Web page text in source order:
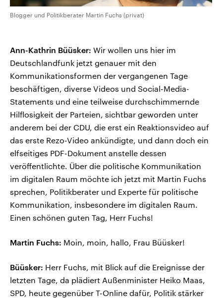
Blogger und Politikberater Martin Fuchs (privat)
Ann-Kathrin Büüsker: Wir wollen uns hier im
Deutschlandfunk jetzt genauer mit den
Kommunikationsformen der vergangenen Tage
beschäftigen, diverse Videos und Social-Media-
Statements und eine teilweise durchschimmernde
Hilflosigkeit der Parteien, sichtbar geworden unter
anderem bei der CDU, die erst ein Reaktionsvideo auf
das erste Rezo-Video ankündigte, und dann doch ein
elfseitiges PDF-Dokument anstelle dessen
veröffentlichte. Über die politische Kommunikation
im digitalen Raum möchte ich jetzt mit Martin Fuchs
sprechen, Politikberater und Experte für politische
Kommunikation, insbesondere im digitalen Raum.
Einen schönen guten Tag, Herr Fuchs!
Martin Fuchs: Moin, moin, hallo, Frau Büüsker!
Büüsker: Herr Fuchs, mit Blick auf die Ereignisse der
letzten Tage, da plädiert Außenminister Heiko Maas,
SPD, heute gegenüber T-Online dafür, Politik stärker